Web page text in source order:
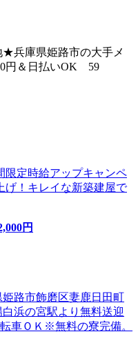
兵庫県姫路市の大手メ
円＆日払いOK 59
限定時給アップキャンペ
げ！キレイな新築建屋で
円
路市飾磨区妻鹿日田町
浜の宮駅より無料送迎
車ＯＫ※無料の寮完備。